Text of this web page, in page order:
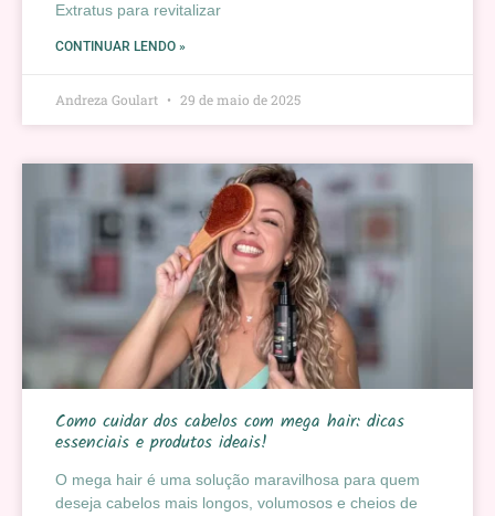
Extratus para revitalizar
CONTINUAR LENDO »
Andreza Goulart 29 de maio de 2025
Como cuidar dos cabelos com mega hair: dicas
essenciais e produtos ideais!
O mega hair é uma solução maravilhosa para quem
deseja cabelos mais longos, volumosos e cheios de